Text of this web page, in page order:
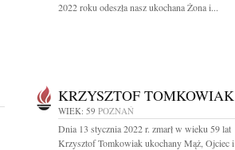
2022 roku odeszła nasz ukochana Żona i...
KRZYSZTOF TOMKOWIAK
WIEK: 59 POZNAŃ
Dnia 13 stycznia 2022 r. zmarł w wieku 59 lat
Krzysztof Tomkowiak ukochany Mąż, Ojciec i